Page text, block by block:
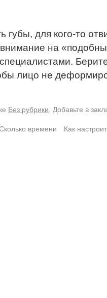
губы, для кого-то
на
лицо не
Без рубрики . Добавьте в
времени
Как